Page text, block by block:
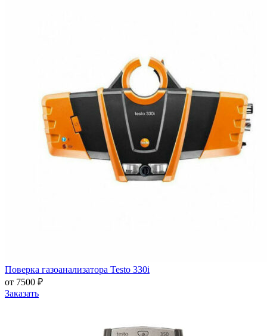
Поверка газоанализатора Testo 330i
от 7500 ₽
Заказать